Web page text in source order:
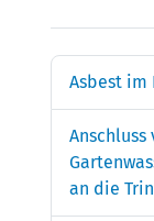
Asbest im
Anschluss
an die